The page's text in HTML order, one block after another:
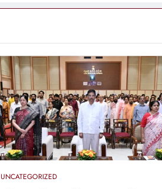
UNCATEGORIZED